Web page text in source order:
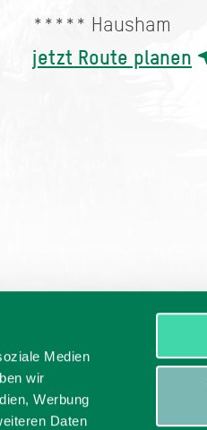
Medien
wir
Werbung
Daten
***** Hausham
jetzt Route planen